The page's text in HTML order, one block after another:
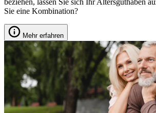
beziehen, lassen Sie sich Ihr Altersguthaben
Sie eine Kombination?
Mehr erfahren